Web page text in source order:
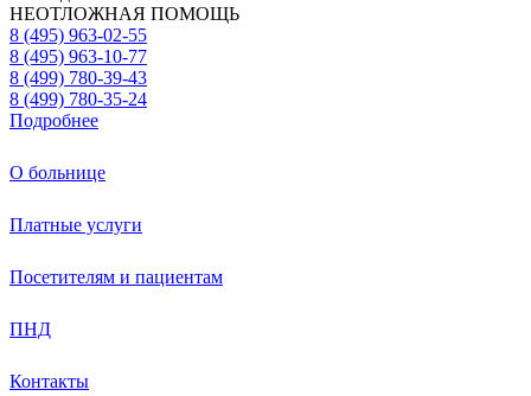
НЕОТЛОЖНАЯ ПОМОЩЬ
8 (495) 963-02-55
8 (495) 963-10-77
8 (499) 780-39-43
8 (499) 780-35-24
Подробнее
О больнице
Платные услуги
Посетителям и пациентам
ПНД
Контакты